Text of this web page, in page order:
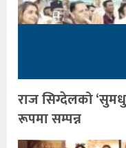
राज सिग्देलको
रूपमा सम्पन्न